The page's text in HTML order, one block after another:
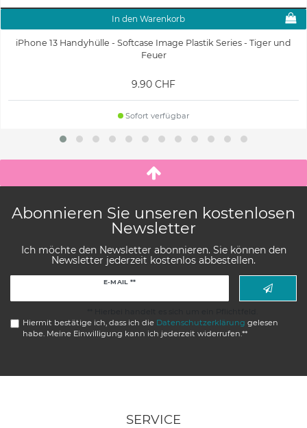
In den Warenkorb
iPhone 13 Handyhülle - Softcase Image Plastik Series - Tiger und
Feuer
9.90 CHF
Sofort verfügbar
Abonnieren Sie unseren kostenlosen
Newsletter
Ich möchte den Newsletter abonnieren. Sie können den
Newsletter jederzeit kostenlos abbestellen.
E-MAIL **
Hiermit bestätige ich, dass ich die Daten­schutz­erklärung gelesen
habe. Meine Einwilligung kann ich jederzeit widerrufen.**
SERVICE